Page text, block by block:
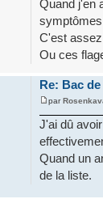
Quand j'en
C'est
Ou ces
Re: Bac
par
J'ai dû
Quand un
de la liste.